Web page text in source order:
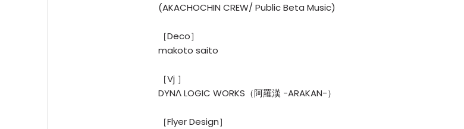
(AKACHOCHIN CREW/ Public Beta Music)
［Deco］
makoto saito
［Vj ］
DYNΛ LOGIC WORKS（阿羅漢 -ARAKAN-）
［Flyer Design］